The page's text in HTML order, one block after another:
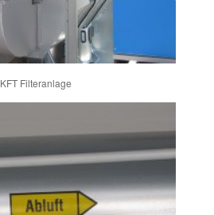
KFT Filteranlage